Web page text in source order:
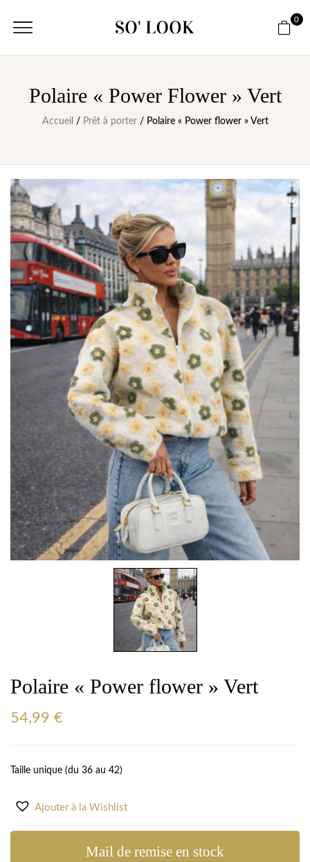
0
Polaire « Power Flower » Vert
Accueil / Prêt à porter/ Polaire « Power flower » Vert
Polaire « Power flower » Vert
54,99 €
Taille unique (du 36 au 42)
Ajouter à la Wishlist
Mail de remise en stock